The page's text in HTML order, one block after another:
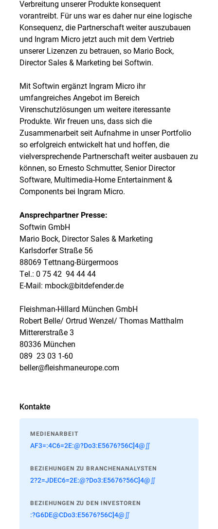
Verbreitung unserer Produkte konsequent
vorantreibt. Für uns war es daher nur eine logische
Konsequenz, die Partnerschaft weiter auszubauen
und Ingram Micro jetzt auch mit dem Vertrieb
unserer Lizenzen zu betrauen, so Mario Bock,
Director Sales & Marketing bei Softwin.
Mit Softwin ergänzt Ingram Micro ihr
umfangreiches Angebot im Bereich
Virenschutzlösungen um weitere iteressante
Produkte. Wir freuen uns, dass sich die
Zusammenarbeit seit Aufnahme in unser Portfolio
so erfolgreich entwickelt hat und hoffen, die
vielversprechende Partnerschaft weiter ausbauen zu
können, so Ernesto Schmutter, Senior Director
Software, Multimedia-Home Entertainment &
Components bei Ingram Micro.
Ansprechpartner Presse:
Softwin GmbH
Mario Bock, Director Sales & Marketing
Karlsdorfer Straße 56
88069 Tettnang-Bürgermoos
Tel.: 0 75 42  94 44 44
E-Mail: mbock@bitdefender.de
Fleishman-Hillard München GmbH
Robert Belle/ Ortrud Wenzel/ Thomas Matthalm
Mittererstraße 3
80336 München
089  23 03 1-60
beller@fleishmaneurope.com
Kontakte
MEDIENARBEIT
AF3=:4C6=2E:@?Do3:E5676?56C]4@∬
BEZIEHUNGEN ZU BRANCHENANALYSTEN
2?2=JDEC6=2E:@?Do3:E5676?56C]4@∬
BEZIEHUNGEN ZU DEN INVESTOREN
:?G6DE@CDo3:E5676?56C]4@∬